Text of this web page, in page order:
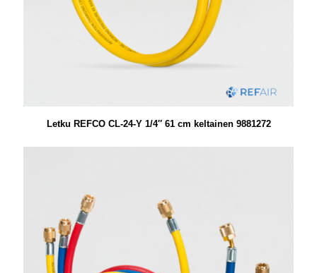
Letku REFCO CL-24-Y 1/4″ 61 cm keltainen 9881272